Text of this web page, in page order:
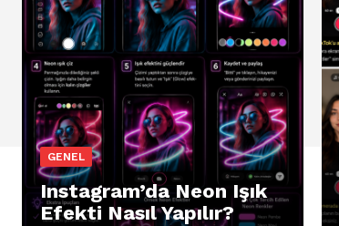
GENEL
Instagram’da Neon Işık
Efekti Nasıl Yapılır?